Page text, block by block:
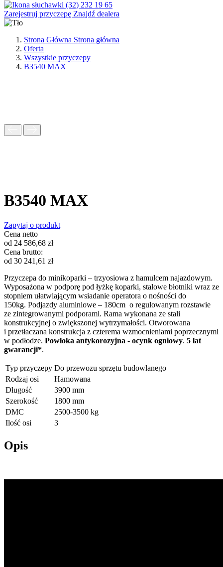
(32) 232 19 65
Zarejestruj przyczepę Znajdź dealera
Strona Główna Strona główna
Oferta
Wszystkie przyczepy
B3540 MAX
B3540 MAX
Zapytaj o produkt
Cena netto
od 24 586,68 zł
Cena brutto:
od 30 241,61 zł
Przyczepa do minikoparki – trzyosiowa z hamulcem najazdowym.
Wyposażona w podporę pod łyżkę koparki, stalowe błotniki wraz ze
stopniem ułatwiającym wsiadanie operatora o nośności do
150kg. Podjazdy aluminiowe – 180cm o regulowanym rozstawie
ze zintegrowanymi podporami. Rama wykonana ze stali
konstrukcyjnej o zwiększonej wytrzymałości. Otworowana
i przetłaczana konstrukcja z czterema wzmocnieniami poprzecznymi
w podłodze. Powłoka antykorozyjna - ocynk ogniowy. 5 lat
gwarancji*.
Typ przyczepy Do przewozu sprzętu budowlanego
Rodzaj osi
Hamowana
Długość
3900 mm
Szerokość
1800 mm
DMC
2500-3500 kg
Ilość osi
3
Opis